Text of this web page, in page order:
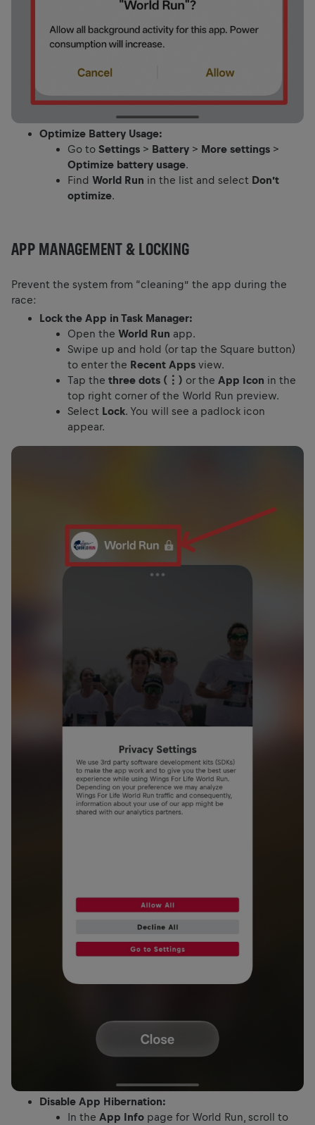
Optimize Battery Usage:
Go to Settings > Battery > More settings >
Optimize battery usage.
Find World Run in the list and select Don’t
optimize.
APP MANAGEMENT & LOCKING
Prevent the system from “cleaning” the app during the
race:
Lock the App in Task Manager:
Open the World Run app.
Swipe up and hold (or tap the Square button)
to enter the Recent Apps view.
Tap the three dots (⋮) or the App Icon in the
top right corner of the World Run preview.
Select Lock. You will see a padlock icon
appear.
Disable App Hibernation:
In the App Info page for World Run, scroll to